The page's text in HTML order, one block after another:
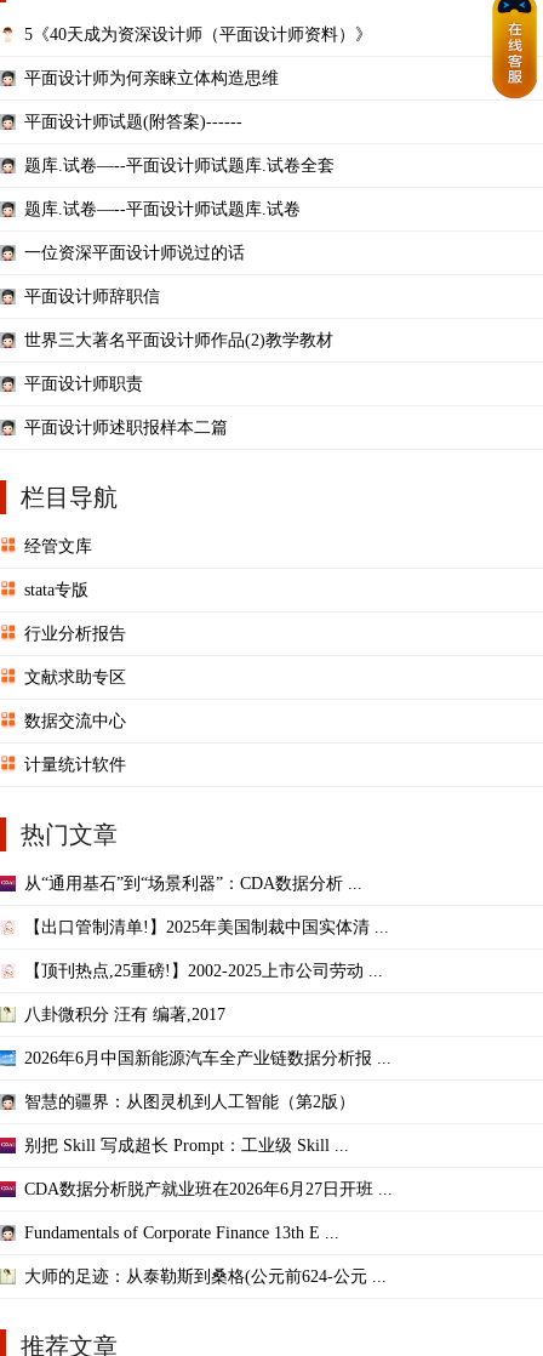
5《40天成为资深设计师（平面设计师资料）》
平面设计师为何亲睐立体构造思维
平面设计师试题(附答案)------
题库.试卷—--平面设计师试题库.试卷全套
题库.试卷—--平面设计师试题库.试卷
一位资深平面设计师说过的话
平面设计师辞职信
世界三大著名平面设计师作品(2)教学教材
平面设计师职责
平面设计师述职报样本二篇
栏目导航
经管文库
stata专版
行业分析报告
文献求助专区
数据交流中心
计量统计软件
热门文章
从“通用基石”到“场景利器”：CDA数据分析 ...
【出口管制清单!】2025年美国制裁中国实体清 ...
【顶刊热点,25重磅!】2002-2025上市公司劳动 ...
八卦微积分 汪有 编著,2017
2026年6月中国新能源汽车全产业链数据分析报 ...
智慧的疆界：从图灵机到人工智能（第2版）
别把 Skill 写成超长 Prompt：工业级 Skill ...
CDA数据分析脱产就业班在2026年6月27日开班 ...
Fundamentals of Corporate Finance 13th E ...
大师的足迹：从泰勒斯到桑格(公元前624-公元 ...
推荐文章